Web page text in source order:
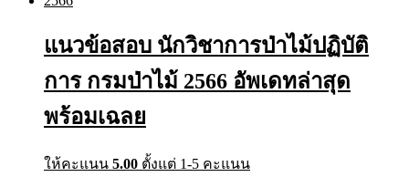
แนวข้อสอบ นักวิชาการป่าไม้ปฏิบัติ
การ กรมป่าไม้ 2566 อัพเดทล่าสุด
พร้อมเฉลย
ให้คะแนน 5.00 ตั้งแต่ 1-5 คะแนน